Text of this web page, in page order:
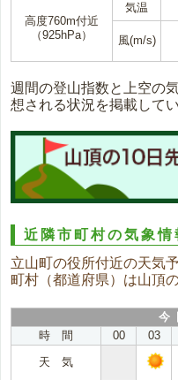
高度760m付近
（925hPa）
気温
風(m/s)
週間の登山指数と上空の
想される状況を掲載してい
近隣市町村の気象
立山町の役所付近の天気
町村（都道府県）は山頂
今
時 間
00 03
天 気